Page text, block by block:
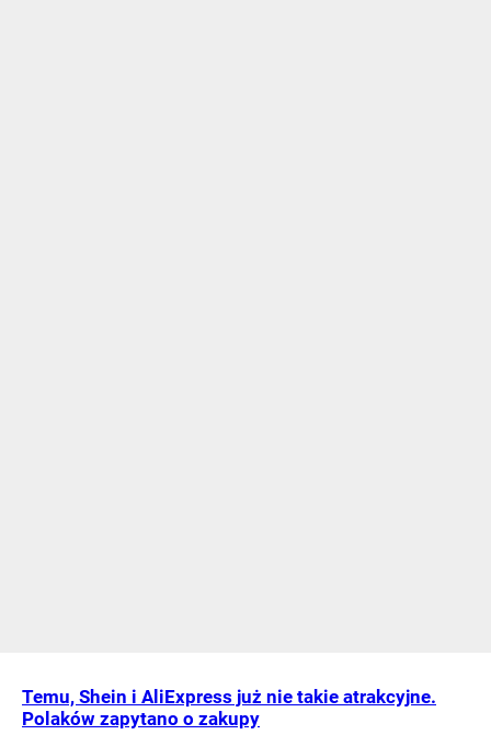
Temu, Shein i AliExpress już nie takie atrakcyjne.
Polaków zapytano o zakupy